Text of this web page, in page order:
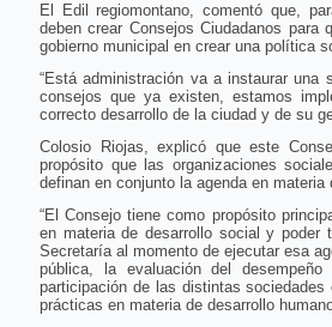
El Edil regiomontano, comentó que,
deben crear Consejos Ciudadanos para
gobierno municipal en crear una política
“Está administración va a instaurar
consejos que ya existen, estamos
correcto desarrollo de la ciudad y de su
Colosio Riojas, explicó que este
propósito que las organizaciones
definan en conjunto la agenda en materia
“El Consejo tiene como propósito
en materia de desarrollo social y
Secretaría al momento de ejecutar esa
pública, la evaluación del
participación de las distintas
prácticas en materia de desarrollo